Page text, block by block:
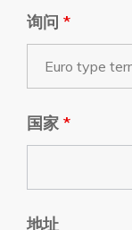
询问 *
国家 *
地址